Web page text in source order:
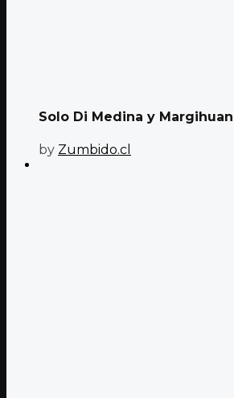
Solo Di Medina y
by Zumbido.cl